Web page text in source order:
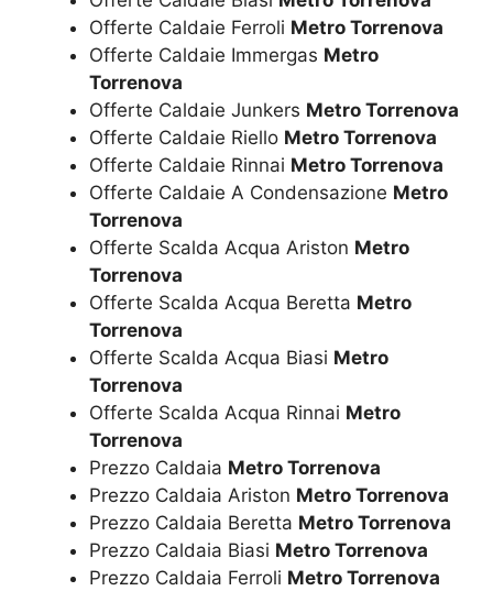
Offerte Caldaie Ferroli Metro Torrenova
Offerte Caldaie Immergas Metro
Torrenova
Offerte Caldaie Junkers Metro Torrenova
Offerte Caldaie Riello Metro Torrenova
Offerte Caldaie Rinnai Metro Torrenova
Offerte Caldaie A Condensazione Metro
Torrenova
Offerte Scalda Acqua Ariston Metro
Torrenova
Offerte Scalda Acqua Beretta Metro
Torrenova
Offerte Scalda Acqua Biasi Metro
Torrenova
Offerte Scalda Acqua Rinnai Metro
Torrenova
Prezzo Caldaia Metro Torrenova
Prezzo Caldaia Ariston Metro Torrenova
Prezzo Caldaia Beretta Metro Torrenova
Prezzo Caldaia Biasi Metro Torrenova
Prezzo Caldaia Ferroli Metro Torrenova